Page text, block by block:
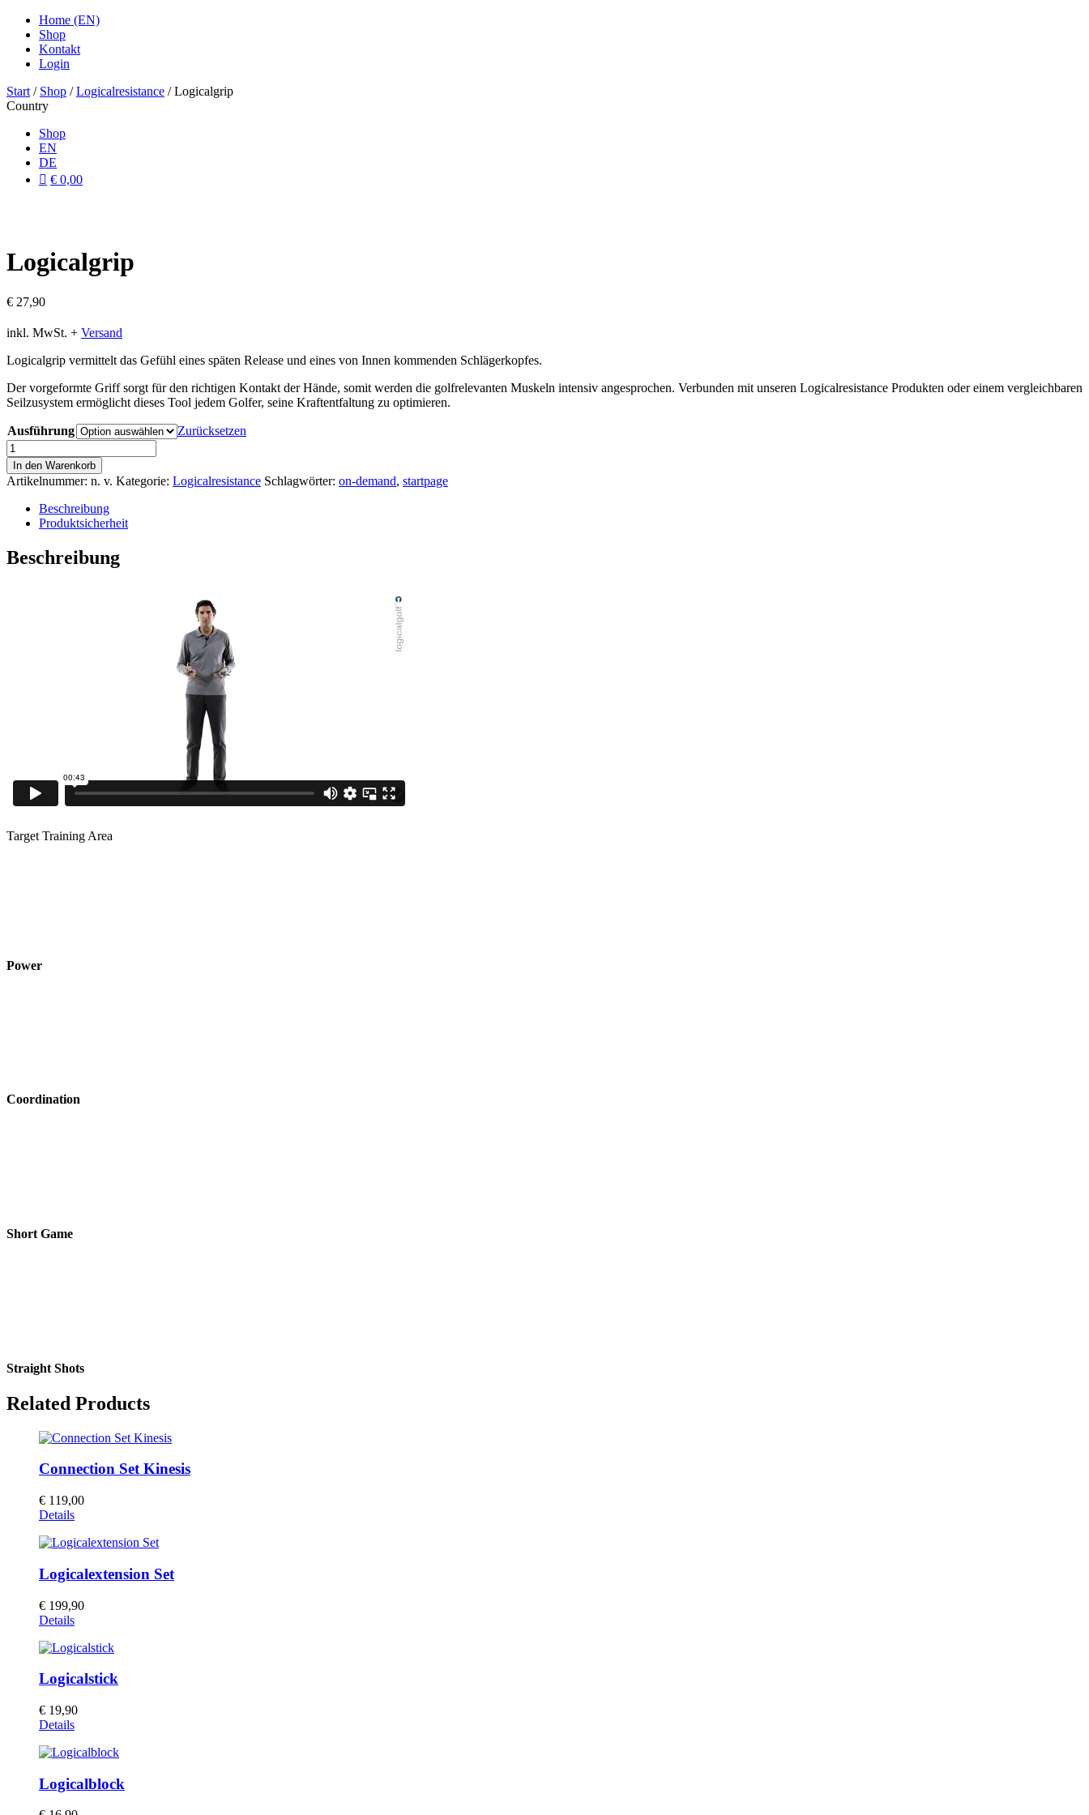
Home (EN)
Shop
Kontakt
Login
Start / Shop /Logicalresistance / Logicalgrip
Country
Shop
EN
DE
€ 0,00
Logicalgrip
€ 27,90
inkl. MwSt. + Versand
Logicalgrip vermittelt das Gefühl eines späten Release und eines von Innen kommenden Schlägerkopfes.
Der vorgeformte Griff sorgt für den richtigen Kontakt der Hände, somit werden die golfrelevanten Muskeln intensiv angesprochen. Verbunden mit unseren Logicalresistance Produkten oder einem vergleichbaren
Seilzusystem ermöglicht dieses Tool jedem Golfer, seine Kraftentfaltung zu optimieren.
Ausführung
Zurücksetzen
Logicalgrip
Menge
In den Warenkorb
Artikelnummer: n. v. Kategorie: Logicalresistance Schlagwörter: on-demand, startpage
Beschreibung
Produktsicherheit
Beschreibung
Target Training Area
Power
Coordination
Short Game
Straight Shots
Related Products
Connection Set Kinesis
€ 119,00
Details
Logicalextension Set
€ 199,90
Details
Logicalstick
€ 19,90
Details
Logicalblock